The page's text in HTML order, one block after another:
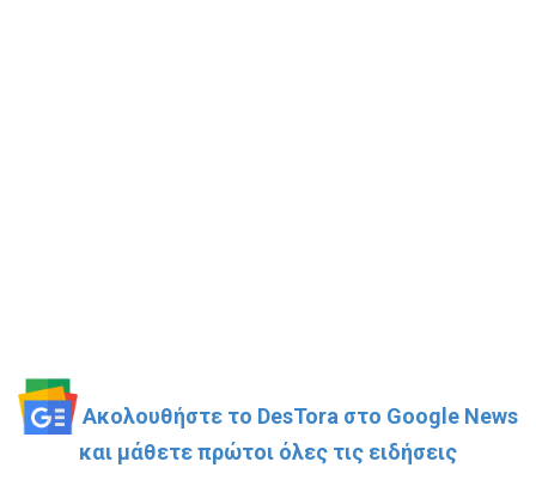
Ακολουθήστε το DesTora στο Google News
και μάθετε πρώτοι όλες τις ειδήσεις